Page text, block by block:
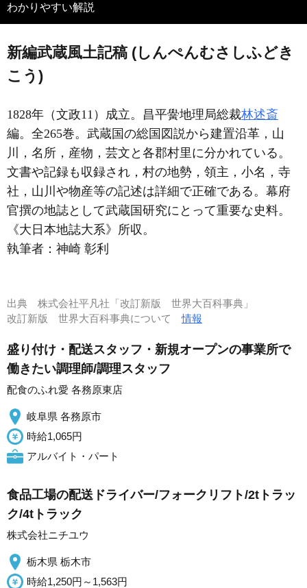
わかりやすい解説
新編武蔵風土記稿 (しんぺんむさしふどき
こう)
1828年（文政11）成立。昌平黌地理局総裁林述斎
編。全265巻。武蔵国の総国図説から建置沿革，山
川，名所，産物，芸文と各郡村里に分かれている。
文書や記録も収録され，村の地勢，領主，小名，寺
社，山川や物産等の記述は詳細で正確である。幕府
官撰の地誌として武蔵国研究にとって重要な史料。
《大日本地誌大系》所収。
執筆者： 神崎 彰利
出典 株式会社平凡社「改訂新版 世界大百科事典」
改訂新版 世界大百科事典について情報
盛り付け・配送スタッフ・新規オープンの事業所で
働きたい調理師/調理スタッフ
配食のふれ愛 各務原東店
岐阜県 各務原市
時給1,065円
アルバイト・パート
食品工場の配送ドライバー/フォークリフト/2tトラッ
ク/4tトラック
株式会社ニチユウ
栃木県 栃木市
時給1,250円～1,563円